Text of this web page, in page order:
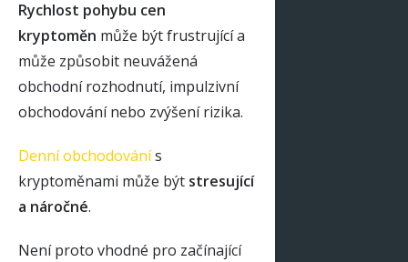
Rychlost pohybu cen
kryptoměn může být frustrující a
může způsobit neuvážená
obchodní rozhodnutí, impulzivní
obchodování nebo zvýšení rizika.
Denní obchodovánís
kryptoměnami může být stresující
a náročné.
Není proto vhodné pro začínající